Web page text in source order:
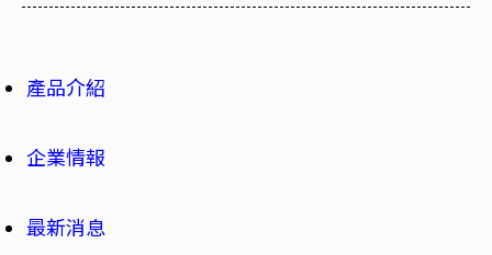
產品介紹
企業情報
最新消息